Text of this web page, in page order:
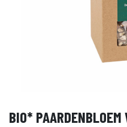
BIO* PAARDENBLOEM